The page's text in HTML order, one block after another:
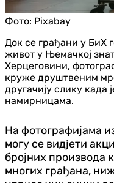
Фото: Pixabay
Док се грађани у БиХ
живот у Њемачкој
Херцеговини,
круже друштвеним
другачију слику када
намирницама.
На фотографијама
могу се видјети
бројних производа
многих грађана,